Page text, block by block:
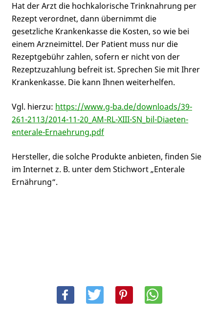
Hat der Arzt die hochkalorische Trinknahrung per
Rezept verordnet, dann übernimmt die
gesetzliche Krankenkasse die Kosten, so wie bei
einem Arzneimittel. Der Patient muss nur die
Rezeptgebühr zahlen, sofern er nicht von der
Rezeptzuzahlung befreit ist. Sprechen Sie mit Ihrer
Krankenkasse. Die kann Ihnen weiterhelfen.
Vgl. hierzu: https://www.g-ba.de/downloads/39-
261-2113/2014-11-20_AM-RL-XIII-SN_bil-Diaeten-
enterale-Ernaehrung.pdf
Hersteller, die solche Produkte anbieten, finden Sie
im Internet z. B. unter dem Stichwort „Enterale
Ernährung“.